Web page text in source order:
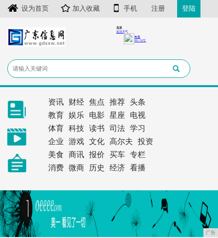
设为首页 加入收藏 手机 注册 登陆
资讯 财经 焦点 推荐
头条
教育
娱乐 电影 星座
电视
体育
科技 读书 司法
学习
企业
游戏 文化 高尔夫
投资
美食
商讯 报价 买车
专栏
消费
微商 历史 经济 看播
广告